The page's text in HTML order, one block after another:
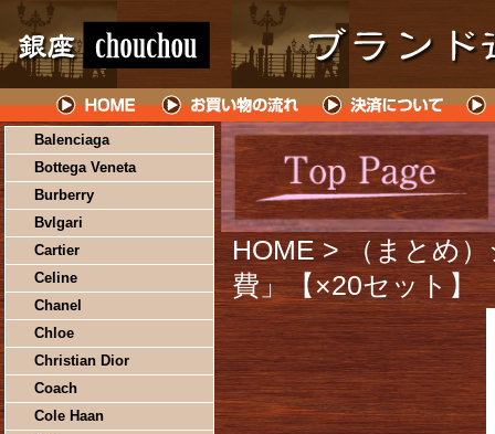
Balenciaga
Bottega Veneta
Burberry
Bvlgari
Cartier
Celine
Chanel
Chloe
Christian Dior
Coach
Cole Haan
HOME > （まとめ
費」【×20セット】